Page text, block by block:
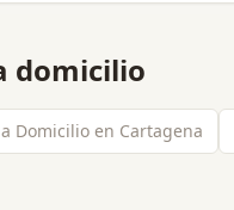
domicilio
Domicilio en Cartagena